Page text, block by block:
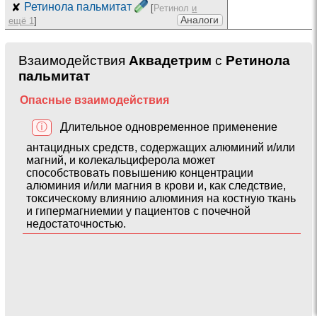
✘ Ретинола пальмитат [Ретинол и
ещё 1] Аналоги
Взаимодействия Аквадетрим с Ретинола
пальмитат
Опасные взаимодействия
ⓘ
Длительное одновременное применение
антацидных средств, содержащих алюминий и/или
магний, и колекальциферола может
способствовать повышению концентрации
алюминия и/или магния в крови и, как следствие,
токсическому влиянию алюминия на костную ткань
и гипермагниемии у пациентов с почечной
недостаточностью.